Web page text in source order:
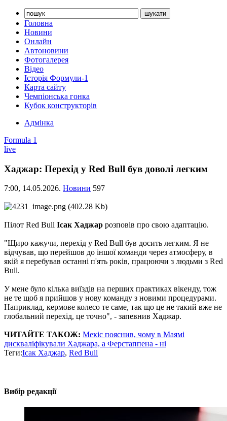
Головна
Новини
Онлайн
Автоновини
Фотогалерея
Відео
Історія Формули-1
Карта сайту
Чемпіонська гонка
Кубок конструкторів
Адмінка
Formula 1
live
Хаджар: Перехід у Red Bull був доволі легким
7:00, 14.05.2026. Новини 597
Пілот Red Bull Ісак Хаджар розповів про свою адаптацію.
"Щиро кажучи, перехід у Red Bull був досить легким. Я не
відчував, що перейшов до іншої команди через атмосферу, в
якій я перебував останні п'ять років, працюючи з людьми з Red
Bull.
У мене було кілька виїздів на перших практиках вікенду, тож
не те щоб я прийшов у нову команду з новими процедурами.
Наприклад, кермове колесо те саме, так що це не такий вже не
глобальний перехід, це точно", - запевнив Хаджар.
ЧИТАЙТЕ ТАКОЖ: Мекіс пояснив, чому в Маямі
дискваліфікували Хаджара, а Ферстаппена - ні
Теги:Ісак Хаджар, Red Bull
Вибір редакції